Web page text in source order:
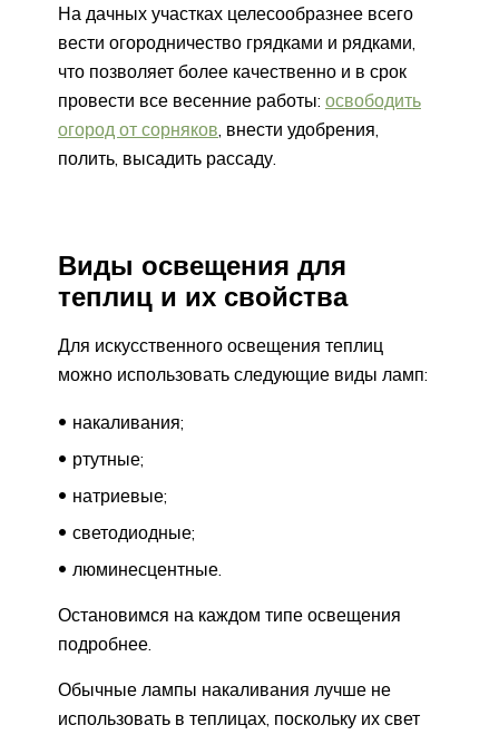
На дачных участках целесообразнее всего
вести огородничество грядками и рядками,
что позволяет более качественно и в срок
провести все весенние работы: освободить
огород от сорняков , внести удобрения,
полить, высадить рассаду.
Виды освещения для
теплиц и их свойства
Для искусственного освещения теплиц
можно использовать следующие виды ламп:
накаливания;
ртутные;
натриевые;
светодиодные;
люминесцентные.
Остановимся на каждом типе освещения
подробнее.
Обычные лампы накаливания лучше не
использовать в теплицах, поскольку их свет